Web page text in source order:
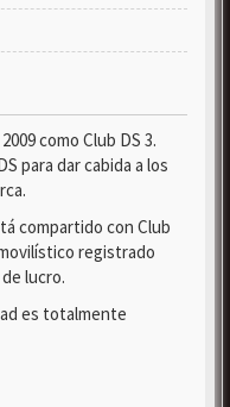
como Club DS 3.
para dar cabida a los
compartido con Club
registrado
lucro.
es totalmente